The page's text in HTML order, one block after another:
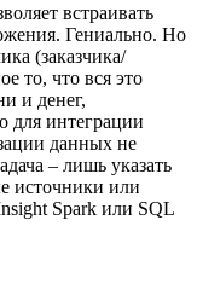
встраивать
Гениально. Но
(заказчика/
то, что вся это
и денег,
для интеграции
данных не
– лишь указать
источники или
Spark или SQL